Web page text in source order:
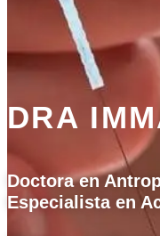
DRA
Doctora en
Especialista en